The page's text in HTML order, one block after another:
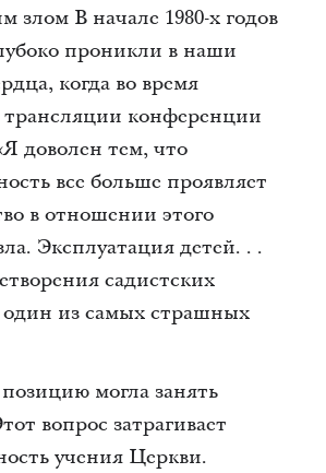
злом В начале 1980-х годов
проникли в наши
когда во время
конференции
доволен тем, что
все больше проявляет
в отношении этого
Эксплуатация детей. . .
садистских
из самых страшных
могла занять
вопрос затрагивает
учения Церкви.